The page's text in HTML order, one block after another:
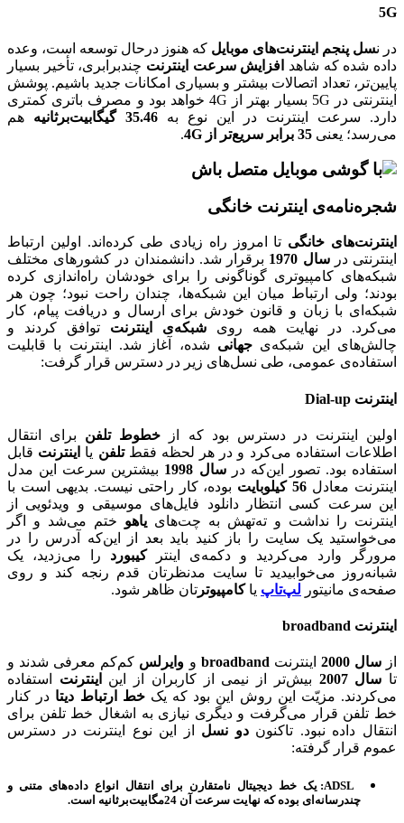
5G
در نسل پنجم اینترنت‌های موبایل که هنوز درحال توسعه است، وعده
داده شده که شاهد افزایش سرعت اینترنت چندبرابری، تأخیر بسیار
پایین‌تر، تعداد اتصالات بیشتر و بسیاری امکانات جدید باشیم. پوشش
اینترنتی در 5G بسیار بهتر از 4G خواهد بود و مصرف باتری کمتری
دارد. سرعت اینترنت در این نوع به 35.46 گیگابیت‌‌برثانیه
هم
می‌رسد؛ یعنی 35 برابر سریع‌تر از 4G .
شجره‌نامه‌ی اینترنت خانگی
اینترنت‌های خانگی تا امروز راه زیادی طی کرده‌اند. اولین ارتباط
اینترنتی درسال 1970
برقرار شد. دانشمندان در کشورهای مختلف
شبکه‌های کامپیوتری گوناگونی را برای خودشان راه‌اندازی کرده
بودند؛ ولی ارتباط میان این شبکه‌ها، چندان راحت نبود؛ چون هر
شبکه‌ای با زبان و قانون خودش برای ارسال و دریافت پیام، کار
می‌کرد. در نهایت همه روی شبکه‌ی اینترنت توافق کردند و
چالش‌های این شبکه‌ی جهانی شده، آغاز شد. اینترنت با قابلیت
استفاده‌‌ی عمومی، طی نسل‌های زیر در دسترس قرار گرفت:
اینترنت Dial-up
اولین اینترنت در دسترس بود که از خطوط تلفن برای انتقال
اطلاعات استفاده می‌کرد و در هر لحظه فقط تلفن یا اینترنت قابل
استفاده بود. تصور این‌که درسال 1998
بیشترین سرعت این مدل
اینترنت معادل
بوده، کار راحتی نیست. بدیهی است با
این سرعت کسی انتظار دانلود فایل‌های موسیقی و ویدئویی از
اینترنت را نداشت و ته‌تهش به چت‌های یاهو ختم می‌شد و اگر
می‌خواستید یک سایت را باز کنید باید بعد از این‌که آدرس را در
مرورگر وارد می‌کردید و دکمه‌ی اینترکیبورد را می‌زدید، یک
شبانه‌روز می‌خوابیدید تا سایت مدنظرتان قدم رنجه کند و روی
صفحه‌ی مانیتور لپ‌تاپ یاکامپیوتر‌ تان ظاهر شود.
اینترنت broadband
از سال 2000 اینترنت broadband و وایرلس کم‌کم معرفی شدند و
تا سال 2007 بیش‌تر از نیمی از کاربران از این اینترنت استفاده
می‌کردند. مزیّت این روش این بود که یکخط ارتباط دیتا در کنار
خط تلفن قرار می‌‌گرفت و دیگری نیازی به اشغال خط تلفن برای
انتقال داده نبود. تاکنوندو نسل از این نوع اینترنت در دسترس
عموم قرار گرفته:
ADSL: یک خط دیجیتال نامتقارن برای انتقال انواع داده‌های متنی و
چندرسانه‌ای بوده که نهایت سرعت آن 24مگابیت‌بر‌‌ثانیه است.